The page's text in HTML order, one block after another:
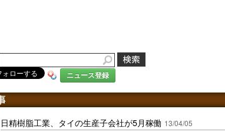
ニュース登録
日精樹脂工業、タイの生産子会社が5月稼働 13/04/05